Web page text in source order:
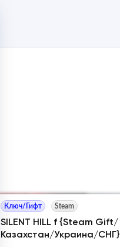
Ключ/Гифт Steam
SILENT HILL f {Steam Gift/
Казахстан/Украина/СНГ}